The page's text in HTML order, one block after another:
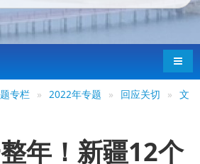
导航
专栏 » 2022年专题 » 回应关切 » 文
年！新疆12个